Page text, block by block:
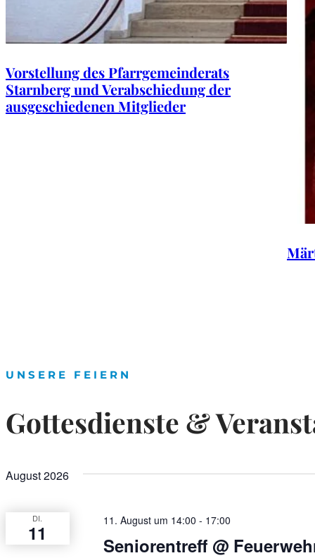
Vorstellung des Pfarrgemeinderats
Starnberg und Verabschiedung der
ausgeschiedenen Mitglieder
UNSERE FEIERN
Gottesdienste &
August 2026
DI.
11
Seniorentreff @
11. August um 14:00 - 17:00